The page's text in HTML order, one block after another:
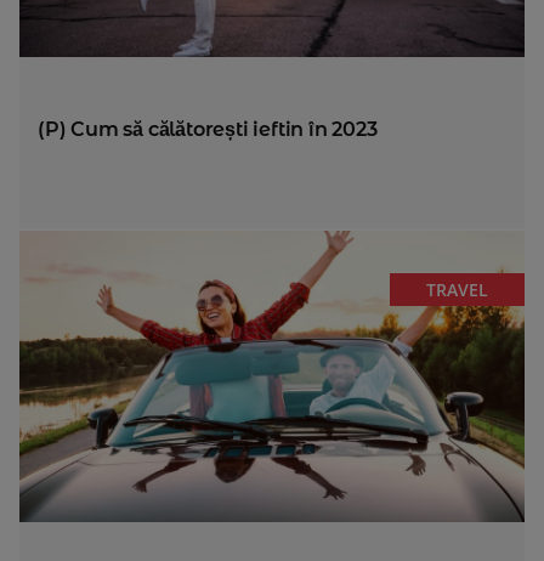
(P) Cum să călătorești ieftin în 2023
TRAVEL